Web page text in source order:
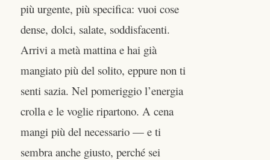
più urgente, più specifica: vuoi cose
dense, dolci, salate, soddisfacenti.
Arrivi a metà mattina e hai già
mangiato più del solito, eppure non ti
senti sazia. Nel pomeriggio l’energia
crolla e le voglie ripartono. A cena
mangi più del necessario — e ti
sembra anche giusto, perché sei